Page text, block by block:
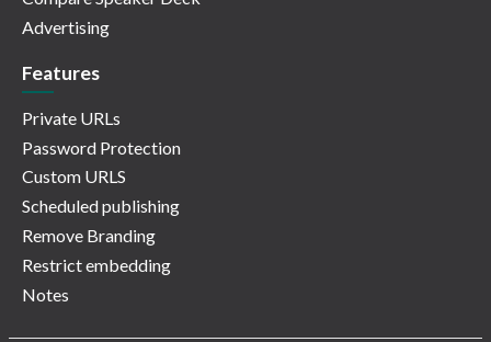
Advertising
Features
Private URLs
Password Protection
Custom URLS
Scheduled publishing
Remove Branding
Restrict embedding
Notes